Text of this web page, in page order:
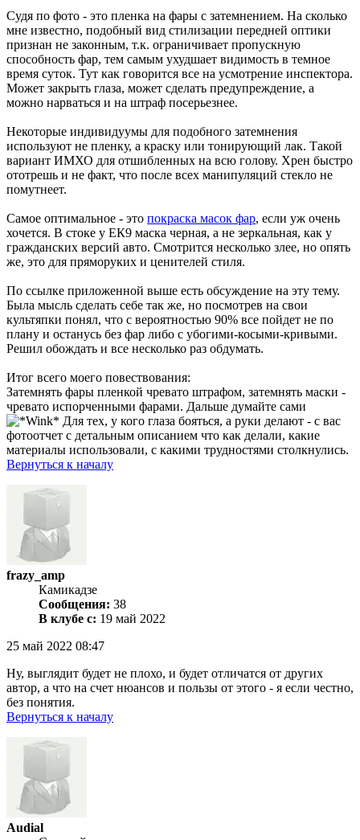
Судя по фото - это пленка на фары с затемнением. На сколько
мне известно, подобный вид стилизации передней оптики
признан не законным, т.к. ограничивает пропускную
способность фар, тем самым ухудшает видимость в темное
время суток. Тут как говорится все на усмотрение инспектора.
Может закрыть глаза, может сделать предупреждение, а
можно нарваться и на штраф посерьезнее.
Некоторые индивидуумы для подобного затемнения
используют не пленку, а краску или тонирующий лак. Такой
вариант ИМХО для отшибленных на всю голову. Хрен быстро
ототрешь и не факт, что после всех манипуляций стекло не
помутнеет.
Самое оптимальное - это покраска масок фар, если уж очень
хочется. В стоке у ЕК9 маска черная, а не зеркальная, как у
гражданских версий авто. Смотрится несколько злее, но опять
же, это для пряморуких и ценителей стиля.
По ссылке приложенной выше есть обсуждение на эту тему.
Была мысль сделать себе так же, но посмотрев на свои
культяпки понял, что с вероятностью 90% все пойдет не по
плану и останусь без фар либо с убогими-косыми-кривыми.
Решил обождать и все несколько раз обдумать.
Итог всего моего повествования:
Затемнять фары пленкой чревато штрафом, затемнять маски -
чревато испорченными фарами. Дальше думайте сами
Для тех, у кого глаза бояться, а руки делают - с вас
фотоотчет с детальным описанием что как делали, какие
материалы использовали, с какими трудностями столкнулись.
Вернуться к началу
frazy_amp
Камикадзе
Сообщения: 38
В клубе с: 19 май 2022
25 май 2022 08:47
Ну, выглядит будет не плохо, и будет отличатся от других
автор, а что на счет нюансов и пользы от этого - я если честно,
без понятия.
Вернуться к началу
Audial